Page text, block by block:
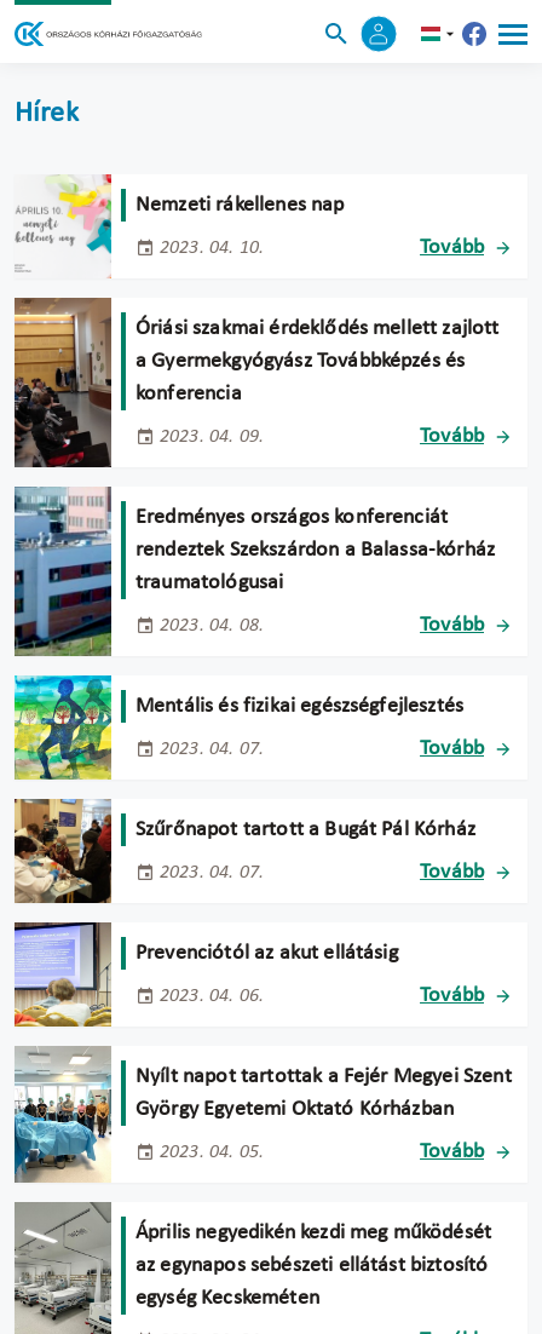
Hírek
Nemzeti rákellenes nap
2023. 04. 10. Tovább
Óriási szakmai érdeklődés mellett zajlott
a Gyermekgyógyász Továbbképzés és
konferencia
2023. 04. 09. Tovább
Eredményes országos konferenciát
rendeztek Szekszárdon a Balassa-kórház
traumatológusai
2023. 04. 08. Tovább
Mentális és fizikai egészségfejlesztés
2023. 04. 07. Tovább
Szűrőnapot tartott a Bugát Pál Kórház
2023. 04. 07. Tovább
Prevenciótól az akut ellátásig
2023. 04. 06. Tovább
Nyílt napot tartottak a Fejér Megyei Szent
György Egyetemi Oktató Kórházban
2023. 04. 05. Tovább
Április negyedikén kezdi meg működését
az egynapos sebészeti ellátást biztosító
egység Kecskeméten